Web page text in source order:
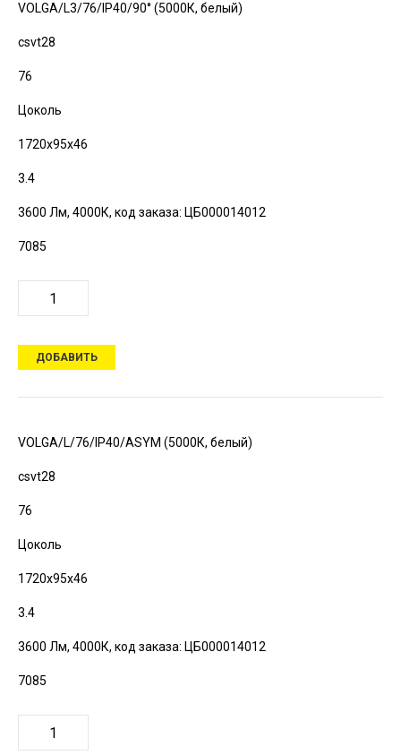
VOLGA/L3/76/IP40/90° (5000К, белый)
csvt28
76
Цоколь
1720х95х46
3.4
3600 Лм, 4000К, код заказа: ЦБ000014012
7085
ДОБАВИТЬ
VOLGA/L/76/IP40/ASYM (5000К, белый)
csvt28
76
Цоколь
1720х95х46
3.4
3600 Лм, 4000К, код заказа: ЦБ000014012
7085